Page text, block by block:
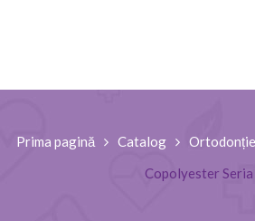
Prima pagină Catalog Ortodonție
Copolyester Seria